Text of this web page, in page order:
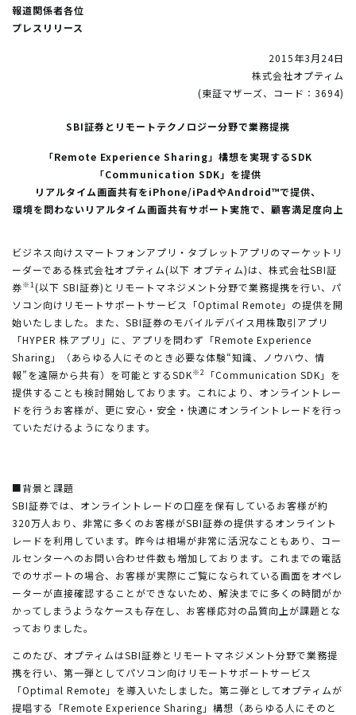
報道関係者各位
プレスリリース
2015年3月24日
株式会社オプティム
(東証マザーズ、コード：3694)
SBI証券とリモートテクノロジー分野で業務提携
「Remote Experience Sharing」構想を実現するSDK
「Communication SDK」を提供
リアルタイム画面共有をiPhone/iPadやAndroid™で提供、
環境を問わないリアルタイム画面共有サポート実施で、顧客満足度向上
ビジネス向けスマートフォンアプリ・タブレットアプリのマーケットリ
ーダーである株式会社オプティム(以下 オプティム)は、株式会社SBI証
券※1(以下 SBI証券)とリモートマネジメント分野で業務提携を行い、パ
ソコン向けリモートサポートサービス「Optimal Remote」の提供を開
始いたしました。また、SBI証券のモバイルデバイス用株取引アプリ
「HYPER 株アプリ」に、アプリを問わず「Remote Experience
Sharing」（あらゆる人にそのとき必要な体験“知識、ノウハウ、情
報”を遠隔から共有）を可能とするSDK※2
「Communication SDK」を
提供することも検討開始しております。これにより、オンライントレー
ドを行うお客様が、更に安心・安全・快適にオンライントレードを行っ
ていただけるようになります。
■背景と課題
SBI証券では、オンライントレードの口座を保有しているお客様が約
320万人おり、非常に多くのお客様がSBI証券の提供するオンライント
レードを利用しています。昨今は相場が非常に活況なこともあり、コー
ルセンターへのお問い合わせ件数も増加しております。これまでの電話
でのサポートの場合、お客様が実際にご覧になられている画面をオペレ
ーターが直接確認することができないため、解決までに多くの時間がか
かってしまうようなケースも存在し、お客様応対の品質向上が課題とな
っておりました。
このたび、オプティムはSBI証券とリモートマネジメント分野で業務提
携を行い、第一弾としてパソコン向けリモートサポートサービス
「Optimal Remote」を導入いたしました。第ニ弾としてオプティムが
提唱する「Remote Experience Sharing」構想（あらゆる人にそのと